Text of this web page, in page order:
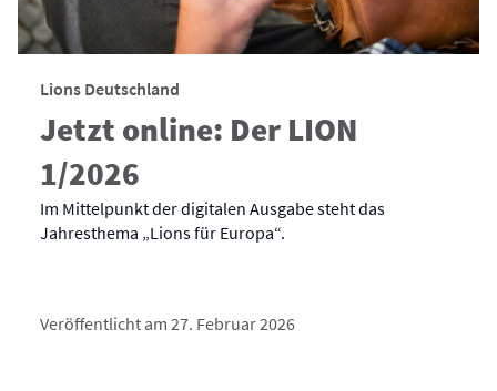
Lions Deutschland
Jetzt online: Der LION
1/2026
Im Mittelpunkt der digitalen Ausgabe steht das
Jahresthema „Lions für Europa“.
Veröffentlicht am 27. Februar 2026